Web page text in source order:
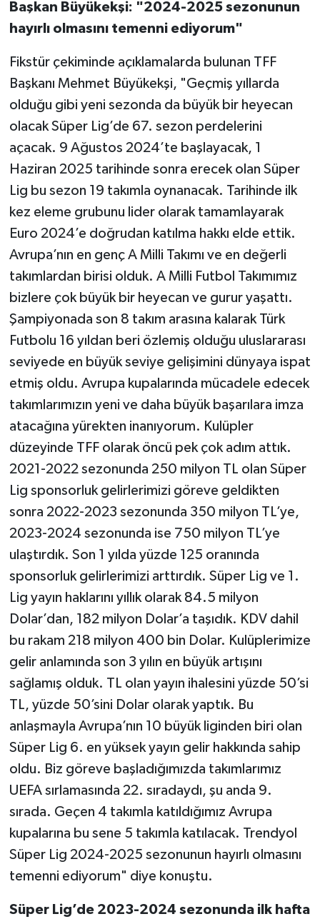
Başkan Büyükekşi: "2024-2025 sezonunun
hayırlı olmasını temenni ediyorum"
Fikstür çekiminde açıklamalarda bulunan TFF
Başkanı Mehmet Büyükekşi, "Geçmiş yıllarda
olduğu gibi yeni sezonda da büyük bir heyecan
olacak Süper Lig’de 67. sezon perdelerini
açacak. 9 Ağustos 2024’te başlayacak, 1
Haziran 2025 tarihinde sonra erecek olan Süper
Lig bu sezon 19 takımla oynanacak. Tarihinde ilk
kez eleme grubunu lider olarak tamamlayarak
Euro 2024’e doğrudan katılma hakkı elde ettik.
Avrupa’nın en genç A Milli Takımı ve en değerli
takımlardan birisi olduk. A Milli Futbol Takımımız
bizlere çok büyük bir heyecan ve gurur yaşattı.
Şampiyonada son 8 takım arasına kalarak Türk
Futbolu 16 yıldan beri özlemiş olduğu uluslararası
seviyede en büyük seviye gelişimini dünyaya ispat
etmiş oldu. Avrupa kupalarında mücadele edecek
takımlarımızın yeni ve daha büyük başarılara imza
atacağına yürekten inanıyorum. Kulüpler
düzeyinde TFF olarak öncü pek çok adım attık.
2021-2022 sezonunda 250 milyon TL olan Süper
Lig sponsorluk gelirlerimizi göreve geldikten
sonra 2022-2023 sezonunda 350 milyon TL’ye,
2023-2024 sezonunda ise 750 milyon TL’ye
ulaştırdık. Son 1 yılda yüzde 125 oranında
sponsorluk gelirlerimizi arttırdık. Süper Lig ve 1.
Lig yayın haklarını yıllık olarak 84.5 milyon
Dolar’dan, 182 milyon Dolar’a taşıdık. KDV dahil
bu rakam 218 milyon 400 bin Dolar. Kulüplerimize
gelir anlamında son 3 yılın en büyük artışını
sağlamış olduk. TL olan yayın ihalesini yüzde 50’si
TL, yüzde 50’sini Dolar olarak yaptık. Bu
anlaşmayla Avrupa’nın 10 büyük liginden biri olan
Süper Lig 6. en yüksek yayın gelir hakkında sahip
oldu. Biz göreve başladığımızda takımlarımız
UEFA sırlamasında 22. sıradaydı, şu anda 9.
sırada. Geçen 4 takımla katıldığımız Avrupa
kupalarına bu sene 5 takımla katılacak. Trendyol
Süper Lig 2024-2025 sezonunun hayırlı olmasını
temenni ediyorum" diye konuştu.
Süper Lig’de 2023-2024 sezonunda ilk hafta